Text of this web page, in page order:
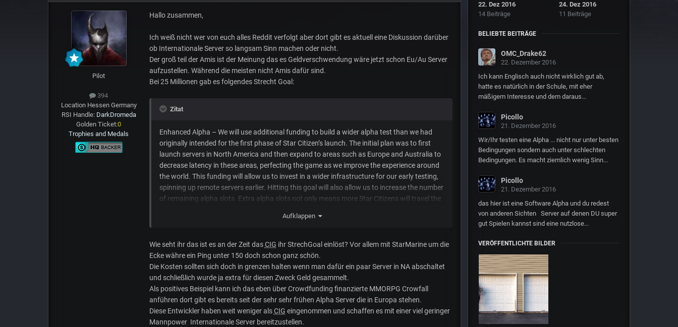
Pilot
394
Location Hessen Germany
RSI Handle: DarkDromeda
Golden Ticket:0
Trophies and Medals
Hallo zusammen,
Ich weiß nicht wer von euch alles Reddit verfolgt aber dort gibt es aktuell eine Diskussion darüber
ob Internationale Server so langsam Sinn machen oder nicht.
Der groß teil der Amis ist der Meinung das es Geldverschwendung wäre jetzt schon Eu/Au Server
aufzustellen. Während die meisten nicht Amis dafür sind.
Bei 25 Millionen gab es folgendes Strecht Goal:
Zitat
Enhanced Alpha – We will use additional funding to build a wider alpha test than we had
originally intended for the first phase of Star Citizen’s launch. The initial plan was to first
launch servers in North America and then expand to areas such as Europe and Australia to
decrease latency in these areas, perfecting the game as we improve the experience around
the world. This funding will allow us to invest in a wider infrastructure for our early testing,
spinning up remote servers earlier. Hitting this goal will also allow us to increase the number
of remaining alpha slots. Extra alpha slots not only means more Star Citizens will travel the
will allow us to better balance and enhance the Star Citizen experience!
Aufklappen
Wie seht ihr das ist es an der Zeit dasCIG ihr StrechGoal einlöst? Vor allem mit StarMarine um die
Ecke währe ein Ping unter 150 doch schon ganz schön.
Die Kosten sollten sich doch in grenzen halten wenn man dafür ein paar Server in NA abschaltet
und schließlich wurde ja extra für diesen Zweck Geld gesammelt.
Als positives Beispiel kann ich das eben über Crowdfunding finanzierte MMORPG Crowfall
anführen dort gibt es bereits seit der sehr sehr frühen Alpha Server die in Europa stehen.
Diese Entwickler haben weit weniger alsCIG eingenommen und schaffen es mit einer viel geringer
Mannpower Internationale Server bereitzustellen.
22. Dez 2016
14 Beiträge
24. Dez 2016
11 Beiträge
BELIEBTE BEITRÄGE
OMC_Drake62
22. Dezember 2016
Ich kann Englisch auch nicht wirklich gut ab,
hatte es natürlich in der Schule, mit eher
mäßigem Interesse und dem daraus...
Picollo
21. Dezember 2016
Wir/Ihr testen eine Alpha ... nicht nur unter besten
Bedingungen sondern auch unter schlechten
Bedingungen. Es macht ziemlich wenig Sinn...
Picollo
21. Dezember 2016
das hier ist eine Software Alpha und du redest
von anderen Sichten Server auf denen DU super
gut Spielen kannst sind eine nutzlose...
VERÖFFENTLICHTE BILDER